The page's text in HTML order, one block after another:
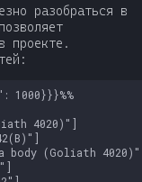
разобраться в
проекте.
4020)"]
body (Goliath